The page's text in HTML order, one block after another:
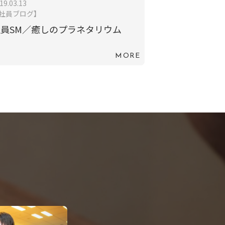
員ブログ】
SM／癒しのプラネタリウム
MORE